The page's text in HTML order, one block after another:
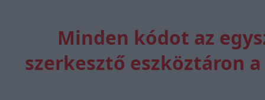
Minden kódot az
szerkesztő eszköztáron